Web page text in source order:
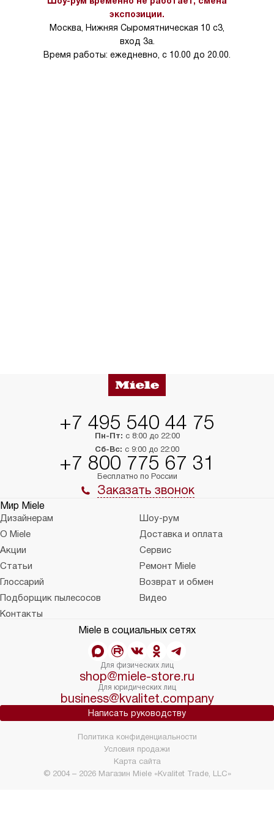
экспозиции.
Москва, Нижняя Сыромятническая 10 с3,
вход 3а.
Время работы: ежедневно, с 10.00 до 20.00.
+7 495 540 44 75
Пн-Пт: с 8:00 до 22:00
Сб-Вс: с 9:00 до 22:00
+7 800 775 67 31
Бесплатно по России
Заказать звонок
Мир Miele
Дизайнерам
Шоу-рум
О Miele
Доставка и оплата
Акции
Сервис
Статьи
Ремонт Miele
Глоссарий
Возврат и обмен
Подборщик пылесосов
Видео
Контакты
Miele в социальных сетях
Для физических лиц
shop@miele-store.ru
Для юридических лиц
business@kvalitet.company
Написать руководству
© 2004 – 2026 Магазин Miele «Kvalitet Trade, LLC»
Политика конфиденциальности
Условия продажи
Карта сайта